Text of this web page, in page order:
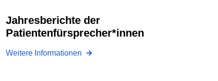
Jahresberichte der
Patientenfürsprecher*innen
Weitere Informationen